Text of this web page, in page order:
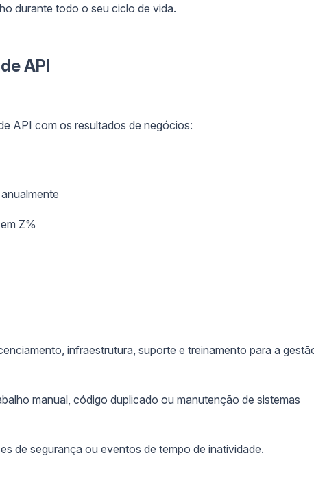
durante todo o seu ciclo de vida.
API
API com os resultados de negócios:
Z%
infraestrutura, suporte e treinamento para a
manual, código duplicado ou manutenção de sistemas
de segurança ou eventos de tempo de inatividade.